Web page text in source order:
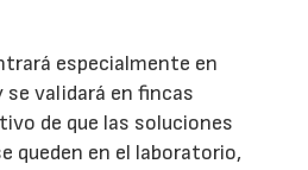
especialmente en
validará en fincas
de que las soluciones
queden en el laboratorio,